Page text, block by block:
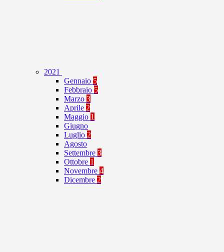
2021
Gennaio 5
Febbraio 5
Marzo 3
Aprile 2
Maggio 1
Giugno
Luglio 2
Agosto
Settembre 3
Ottobre 1
Novembre 4
Dicembre 2